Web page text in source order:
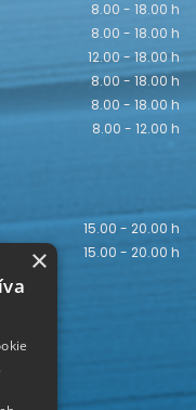
8.00 - 18.00 h
8.00 - 18.00 h
12.00 - 18.00 h
8.00 - 18.00 h
8.00 - 18.00 h
8.00 - 12.00 h
15.00 - 20.00 h
15.00 - 20.00 h
×